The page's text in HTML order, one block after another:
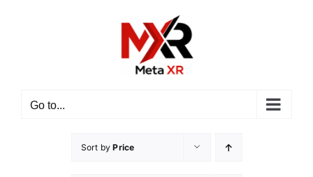
Go to...
Sort byPrice